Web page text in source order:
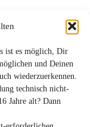
ist es möglich, Dir
und Deinen
wiederzuerkennen.
technisch nicht-
Jahre alt? Dann